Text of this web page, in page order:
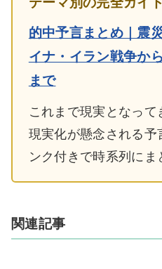
的中予言まとめ｜震
イナ・イラン戦争か
まで
これまで現実となっ
現実化が懸念される予
ンク付きで時系列にま
関連記事